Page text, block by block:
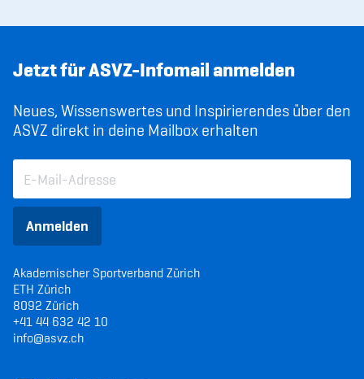
Jetzt für ASVZ-Infomail anmelden
Neues, Wissenswertes und Inspirierendes über den
ASVZ direkt in deine Mailbox erhalten
Anmelden
Akademischer Sportverband Zürich
ETH Zürich
8092 Zürich
+41 44 632 42 10
info@asvz.ch